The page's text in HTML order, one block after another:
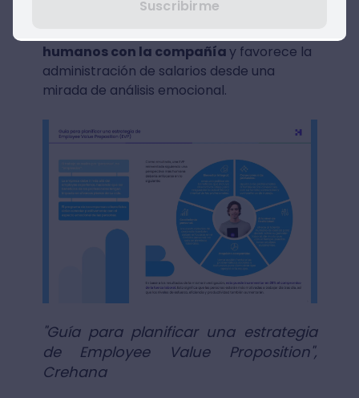
entorno organizacional,incrementa un
humanos con la compañíay favorece la
administración de salarios desde una
mirada de análisis emocional.
"Guía para planificar una estrategia
de Employee Value Proposition",
Crehana
Suscribirme